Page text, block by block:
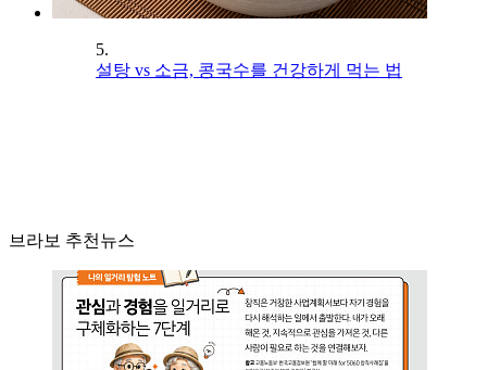
5.
설탕 vs 소금, 콩국수를 건강하게 먹는 법
브라보 추천뉴스